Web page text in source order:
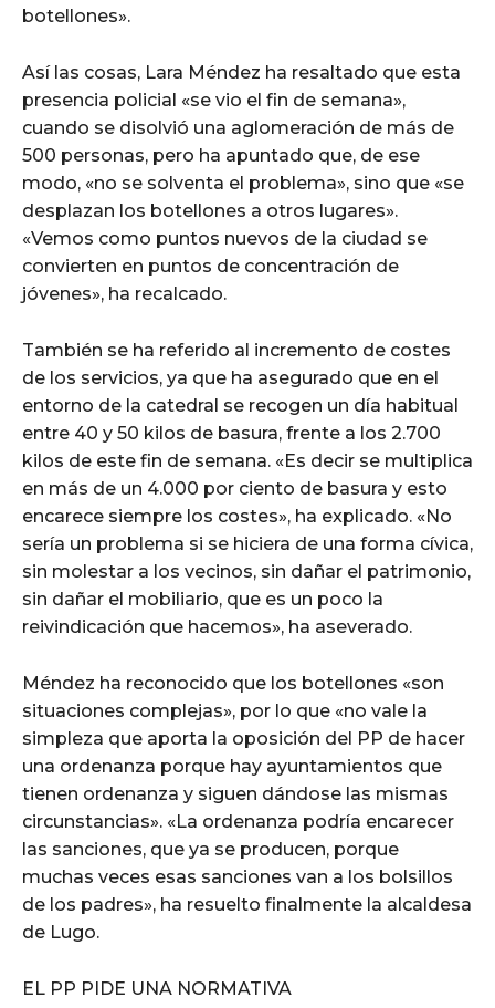
botellones».
Así las cosas, Lara Méndez ha resaltado que esta
presencia policial «se vio el fin de semana»,
cuando se disolvió una aglomeración de más de
500 personas, pero ha apuntado que, de ese
modo, «no se solventa el problema», sino que «se
desplazan los botellones a otros lugares».
«Vemos como puntos nuevos de la ciudad se
convierten en puntos de concentración de
jóvenes», ha recalcado.
También se ha referido al incremento de costes
de los servicios, ya que ha asegurado que en el
entorno de la catedral se recogen un día habitual
entre 40 y 50 kilos de basura, frente a los 2.700
kilos de este fin de semana. «Es decir se multiplica
en más de un 4.000 por ciento de basura y esto
encarece siempre los costes», ha explicado. «No
sería un problema si se hiciera de una forma cívica,
sin molestar a los vecinos, sin dañar el patrimonio,
sin dañar el mobiliario, que es un poco la
reivindicación que hacemos», ha aseverado.
Méndez ha reconocido que los botellones «son
situaciones complejas», por lo que «no vale la
simpleza que aporta la oposición del PP de hacer
una ordenanza porque hay ayuntamientos que
tienen ordenanza y siguen dándose las mismas
circunstancias». «La ordenanza podría encarecer
las sanciones, que ya se producen, porque
muchas veces esas sanciones van a los bolsillos
de los padres», ha resuelto finalmente la alcaldesa
de Lugo.
EL PP PIDE UNA NORMATIVA